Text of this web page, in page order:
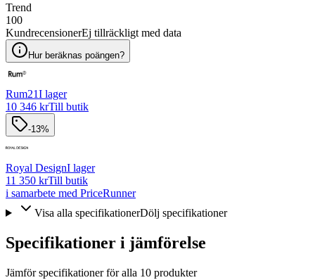
Trend
100
KundrecensionerEj tillräckligt med data
Hur beräknas poängen?
Rum21I lager
10 346 krTill butik
-13%
Royal DesignI lager
11 350 krTill butik
i samarbete med PriceRunner
Visa alla specifikationerDölj specifikationer
Specifikationer i jämförelse
Jämför specifikationer för alla 10 produkter